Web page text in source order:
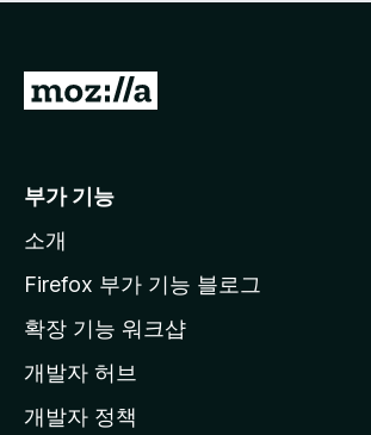
점
습
니
M
l
a
페
이
지
부가 기능
소개
Firefox 부가 기능 블로그
확장 기능 워크샵
개발자 허브
개발자 정책